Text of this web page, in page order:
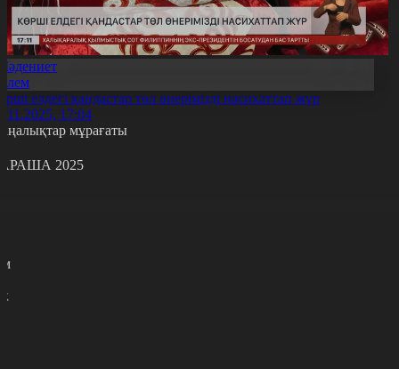
елдегі қандастар төл өнерімізді насихаттап жүр
17:04
мұрағаты
2025